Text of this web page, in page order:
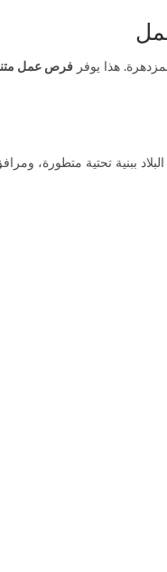
هذا يوفر فرص عمل
البلاد ببنية تحتية متطورة،